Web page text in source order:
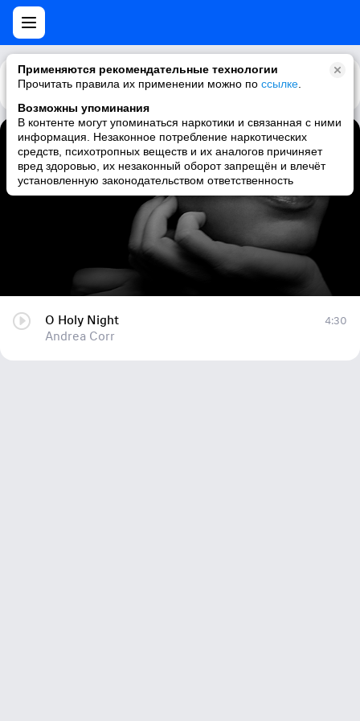
Применяются рекомендательные технологии
Прочитать правила их применении можно по ссылке
Возможны упоминания
В контенте могут упоминаться наркотики и связанная с ними
информация. Незаконное потребление наркотических
средств, психотропных веществ и их аналогов причиняет
вред здоровью, их незаконный оборот запрещён и влечёт
установленную законодательством ответственность
Каталог Рекомендации
O Holy Night
Andrea Corr
O Holy Night
Andrea Corr
4:30